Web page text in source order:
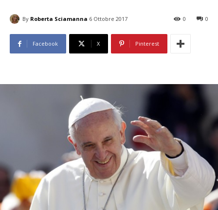
By Roberta Sciamanna 6 Ottobre 2017 0
0
Facebook X Pinterest